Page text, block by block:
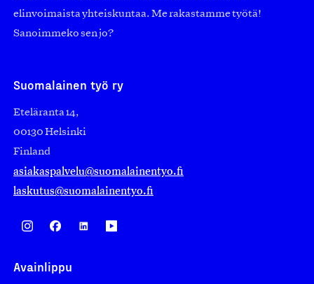
elinvoimaista yhteiskuntaa. Me rakastamme työtä!
Sanoimmeko sen jo?
Suomalainen työ ry
Eteläranta 14,
00130 Helsinki
Finland
asiakaspalvelu@suomalainentyo.fi
laskutus@suomalainentyo.fi
Avainlippu